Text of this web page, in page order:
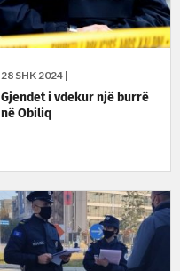
28 SHK 2024 |
Gjendet i vdekur një burrë
në Obiliq